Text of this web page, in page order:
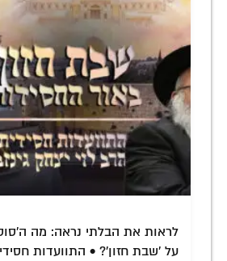
לראות את הבלתי נראה: מה
על 'שבת חזון'? • התוועדות